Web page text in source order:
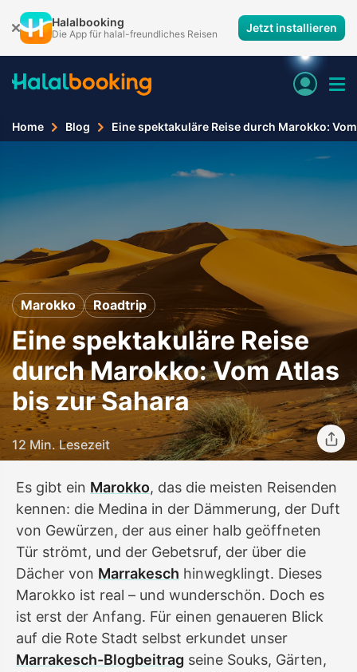
Halalbooking
Die App für halal-freundliches Reisen Jetzt installieren
Home Blog Eine spektakuläre Reise durch Marokko:
Marokko Roadtrip
Eine spektakuläre Reise
durch Marokko: Vom Atlas
bis zur Sahara
12 Min. Lesezeit
Es gibt ein Marokko, das die meisten Reisenden
kennen: die Medina in der Dämmerung, der Duft
von Gewürzen, der aus einer halb geöffneten
Tür strömt, und der Gebetsruf, der über die
Dächer von Marrakesch hinwegklingt. Dieses
Marokko ist real – und wunderschön. Doch es
ist erst der Anfang. Für einen genaueren Blick
auf die Rote Stadt selbst erkundet unser
Marrakesch-Blogbeitrag seine Souks, Gärten,